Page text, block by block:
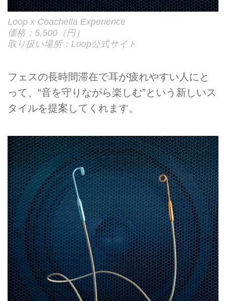
Loop x Coachella Experience
価格：5,500（円）
取り扱い場所：Loop公式サイト
フェスの長時間滞在で耳が疲れやすい人にと
って、“音を守りながら楽しむ”という新しいス
タイルを提案してくれます。